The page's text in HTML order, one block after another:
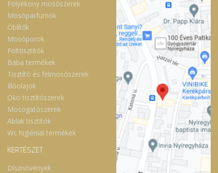
Folyékony mosószerek
Mosóparfümök
Öblítők
Mosóporok
Folttisztítók
Baba termékek
Tisztító és felmosószerek
Illóolajok
Öko tisztítószerek
Mosogatószerek
Ablak tisztítók
Wc higiéniai termékek
KERTÉSZET
Dísznövények